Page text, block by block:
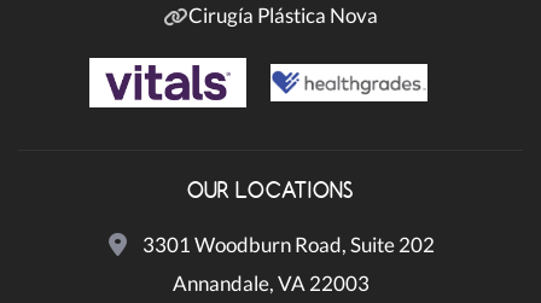
Cirugía Plástica Nova
OUR LOCATIONS
3301 Woodburn Road, Suite 202
Annandale, VA 22003